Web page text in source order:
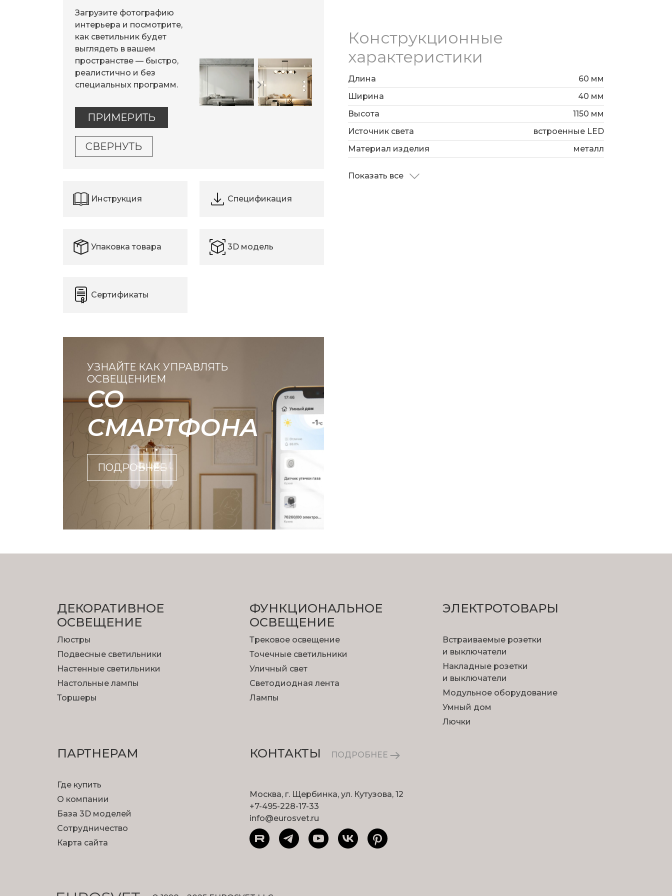
Загрузите фотографию
интерьера и посмотрите,
как светильник будет
выглядеть в вашем
пространстве — быстро,
реалистично и без
специальных программ.
ПРИМЕРИТЬ
СВЕРНУТЬ
Инструкция Спецификация
Упаковка товара 3D модель
Сертификаты
УЗНАЙТЕ КАК УПРАВЛЯТЬ
ОСВЕЩЕНИЕМ
СО
СМАРТФОНА
ПОДРОБНЕЕ
Конструкционные
характеристики
Длина
60 мм
Ширина
40 мм
Высота
1150 мм
Источник света
встроенные LED
Материал изделия
металл
Показать все
ДЕКОРАТИВНОЕ
ОСВЕЩЕНИЕ
Люстры
Подвесные светильники
Настенные светильники
Настольные лампы
Торшеры
ФУНКЦИОНА­ЛЬНОЕ
ОСВЕЩЕНИЕ
Трековое освещение
Точечные светильники
Уличный свет
Светодиодная лента
Лампы
ЭЛЕКТРОТОВАРЫ
Встраиваемые розетки
и выключатели
Накладные розетки
и выключатели
Модульное оборудование
Умный дом
Лючки
ПАРТНЕРАМ
Где купить
О компании
База 3D моделей
Сотрудничество
Карта сайта
КОНТАКТЫ ПОДРОБНЕЕ
Москва, г. Щербинка, ул. Кутузова, 12
+7-495-228-17-33
info@eurosvet.ru